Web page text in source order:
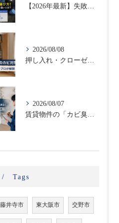
【2026年最新】失敗しないカビ取り業者の選び方！ハウスクリーニングと専門業者の決定的な違いとは？
2026/08/08
押し入れ・クローゼットのカビ対策｜衣類と布団を守る収納のコツをプロが解説
2026/08/07
賃貸物件の「カビ臭い部屋」で空室率が高まる！原状回復コストを抑える不動産向けカビ対策
Tags
藤井寺市 東大阪市 交野市